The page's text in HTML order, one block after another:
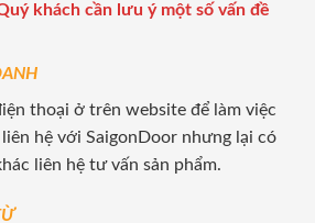
khách cần lưu ý một số vấn đề
thoại ở trên website để làm việc
liên hệ với SaigonDoor nhưng lại có
liên hệ tư vấn sản phẩm.